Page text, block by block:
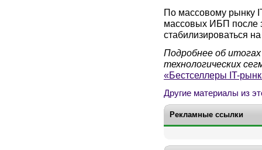
По массовому рынку
массовых ИБП после
стабилизироваться
Подробнее об
технологических
«Бестселлеры IT-
Другие материалы из
Рекламные ссылки